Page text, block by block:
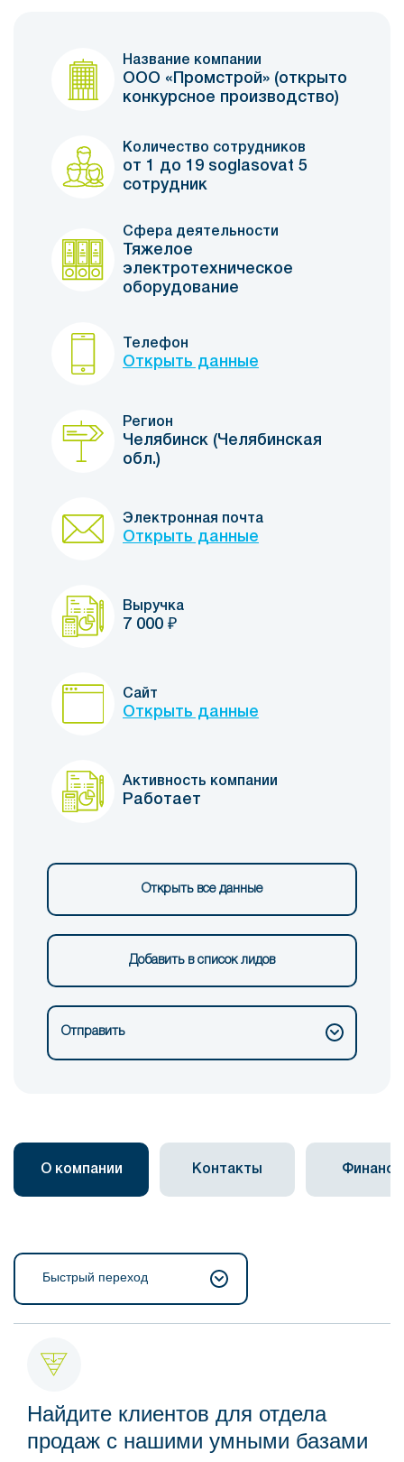
Название компании
ООО «Промстрой» (открыто
конкурсное производство)
Количество сотрудников
от 1 до 19 soglasovat 5
сотрудник
Сфера деятельности
Тяжелое
электротехническое
оборудование
Телефон
Открыть данные
Регион
Челябинск (Челябинская
обл.)
Электронная почта
Открыть данные
Выручка
7 000 ₽
Сайт
Открыть данные
Активность компании
Работает
Открыть все данные
Добавить в список лидов
Отправить
О компании Контакты Финансы
Быстрый переход
Найдите клиентов для отдела
продаж с нашими умными базами